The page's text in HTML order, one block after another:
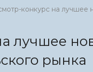
администрации
объектов
фонда
конкурс на лучшее
лучшее
рынка